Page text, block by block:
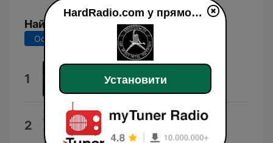
Найкращі пісні
Останні 7 днів Останні 30 днів
1 Armored Saint
2 Bang Go the Bells
Babylon A.D.
HardRadio.com у прямому ефір
Установити